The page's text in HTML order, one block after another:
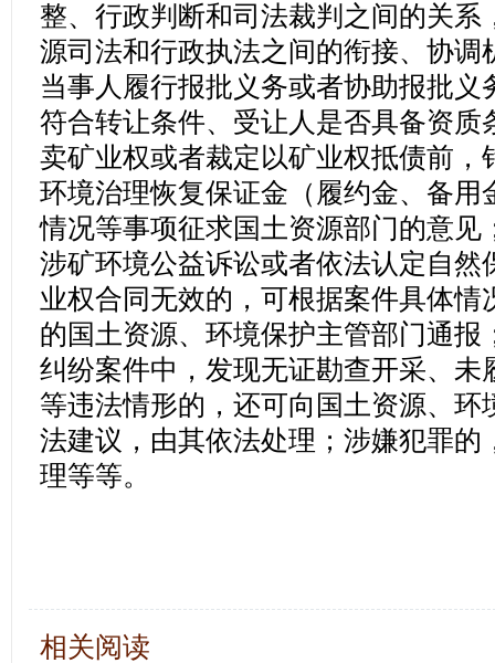
整、行政判断和司法裁判之间的关系
源司法和行政执法之间的衔接、协调
当事人履行报批义务或者协助报批义
符合转让条件、受让人是否具备资质
卖矿业权或者裁定以矿业权抵债前，
环境治理恢复保证金（履约金、备用
情况等事项征求国土资源部门的意见
涉矿环境公益诉讼或者依法认定自然
业权合同无效的，可根据案件具体情
的国土资源、环境保护主管部门通报
纠纷案件中，发现无证勘查开采、未
等违法情形的，还可向国土资源、环
法建议，由其依法处理；涉嫌犯罪的
理等等。
相关阅读